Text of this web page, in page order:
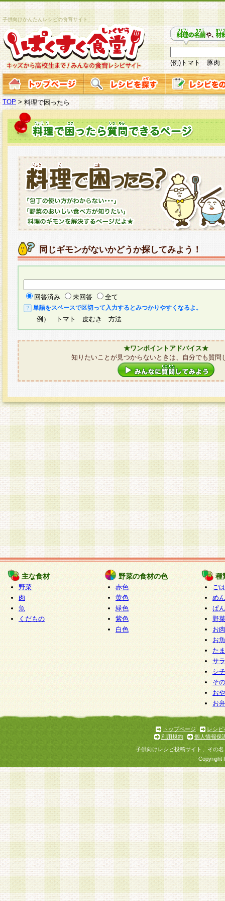
子供向けかんたんレシピの食育サイト
(例)トマト 豚肉
TOP >料理で困ったら
同じギモンがないかどうか探してみよう！
回答済み 未回答 全て
単語をスペースで区切って入力するとみつかりやすくなるよ。
例） トマト 皮むき 方法
★ワンポイントアドバイス★
知りたいことが見つからないときは、自分でも質問
主な食材
野菜
肉
魚
くだもの
野菜の食材の色
赤色
黄色
緑色
紫色
白色
種
ご
めん
ぱん
野
お
お
た
サ
シ
そ
お
お
トップページ
レシピ
利用規約
個人情報保
子供向けレシピ投稿サイト、その
Copyright